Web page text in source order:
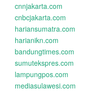
cnnjakarta.com
cnbcjakarta.com
hariansumatra.com
harianikn.com
bandungtimes.com
sumutekspres.com
lampungpos.com
mediasulawesi.com